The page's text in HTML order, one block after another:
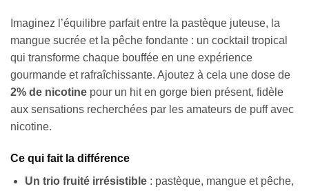
Imaginez l’équilibre parfait entre la pastèque juteuse, la
mangue sucrée et la pêche fondante : un cocktail tropical
qui transforme chaque bouffée en une expérience
gourmande et rafraîchissante. Ajoutez à cela une dose de
2% de nicotine pour un hit en gorge bien présent, fidèle
aux sensations recherchées par les amateurs de puff avec
nicotine.
Ce qui fait la différence
Un trio fruité irrésistible: pastèque, mangue et pêche,